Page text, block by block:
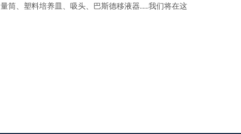
筒、塑料培养皿、吸头、巴斯德移液器……我们将在这